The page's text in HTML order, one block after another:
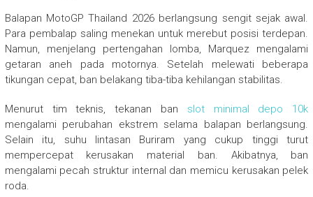
Balapan MotoGP Thailand 2026 berlangsung sengit sejak awal.
Para pembalap saling menekan untuk merebut posisi terdepan.
Namun, menjelang pertengahan lomba, Marquez mengalami
getaran aneh pada motornya. Setelah melewati beberapa
tikungan cepat, ban belakang tiba-tiba kehilangan stabilitas.
Menurut tim teknis, tekanan ban slot minimal depo 10k
mengalami perubahan ekstrem selama balapan berlangsung.
Selain itu, suhu lintasan Buriram yang cukup tinggi turut
mempercepat kerusakan material ban. Akibatnya, ban
mengalami pecah struktur internal dan memicu kerusakan pelek
roda.